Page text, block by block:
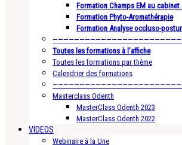
Formation Champs EM au cabinet
Formation Phyto-Aromathérapie
Formation Analyse occluso-
Toutes les formations à l’affiche
Toutes les formations par thème
Calendrier des formations
Masterclass Odenth
MasterClass Odenth 2023
MasterClass Odenth 2022
VIDEOS
Webinaire à la Une